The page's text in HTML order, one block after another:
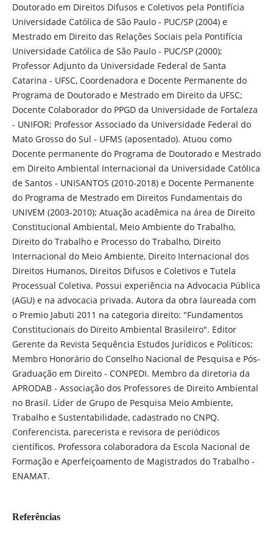
Doutorado em Direitos Difusos e Coletivos pela Pontifícia
Universidade Católica de São Paulo - PUC/SP (2004) e
Mestrado em Direito das Relações Sociais pela Pontifícia
Universidade Católica de São Paulo - PUC/SP (2000);
Professor Adjunto da Universidade Federal de Santa
Catarina - UFSC, Coordenadora e Docente Permanente do
Programa de Doutorado e Mestrado em Direito da UFSC;
Docente Colaborador do PPGD da Universidade de Fortaleza
- UNIFOR; Professor Associado da Universidade Federal do
Mato Grosso do Sul - UFMS (aposentado). Atuou como
Docente permanente do Programa de Doutorado e Mestrado
em Direito Ambiental Internacional da Universidade Católica
de Santos - UNISANTOS (2010-2018) e Docente Permanente
do Programa de Mestrado em Direitos Fundamentais do
UNIVEM (2003-2010); Atuação acadêmica na área de Direito
Constitucional Ambiental, Meio Ambiente do Trabalho,
Direito do Trabalho e Processo do Trabalho, Direito
Internacional do Meio Ambiente, Direito Internacional dos
Direitos Humanos, Direitos Difusos e Coletivos e Tutela
Processual Coletiva. Possui experiência na Advocacia Pública
(AGU) e na advocacia privada. Autora da obra laureada com
o Premio Jabuti 2011 na categoria direito: "Fundamentos
Constitucionais do Direito Ambiental Brasileiro". Editor
Gerente da Revista Sequência Estudos Jurídicos e Políticos;
Membro Honorário do Conselho Nacional de Pesquisa e Pós-
Graduação em Direito - CONPEDI. Membro da diretoria da
APRODAB - Associação dos Professores de Direito Ambiental
no Brasil. Líder de Grupo de Pesquisa Meio Ambiente,
Trabalho e Sustentabilidade, cadastrado no CNPQ.
Conferencista, parecerista e revisora de periódicos
científicos. Professora colaboradora da Escola Nacional de
Formação e Aperfeiçoamento de Magistrados do Trabalho -
ENAMAT.
Referências